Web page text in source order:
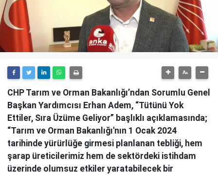
CHP Tarım ve Orman Bakanlığı’ndan Sorumlu Genel
Başkan Yardımcısı Erhan Adem, “Tütünü Yok
Ettiler, Sıra Üzüme Geliyor” başlıklı açıklamasında;
“Tarım ve Orman Bakanlığı'nın 1 Ocak 2024
tarihinde yürürlüğe girmesi planlanan tebliği, hem
şarap üreticilerimiz hem de sektördeki istihdam
üzerinde olumsuz etkiler yaratabilecek bir